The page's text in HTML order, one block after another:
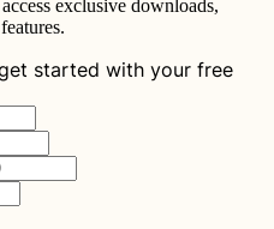
exclusive downloads,
started with your free